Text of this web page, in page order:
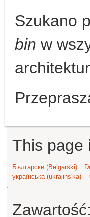
Szukano
bin w
This page
Български (Bəlgarski)
українська (ukrajins'ka)